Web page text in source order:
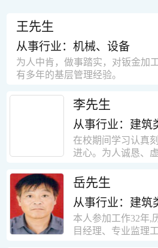
王先生
从事行业：机械、设备
为人中肯，做事踏实，对钣金加
有多年的基层管理经验。
李先生
从事行业：建筑
在校期间学习认真
进心。为人诚恳、
思想积极上进，接
有很强的团队精神
真负责，有很强的
实、厚重的学风。
重。有强烈的上进
岳先生
从事行业：建筑
本人参加工作32年,
目经理、专业监理